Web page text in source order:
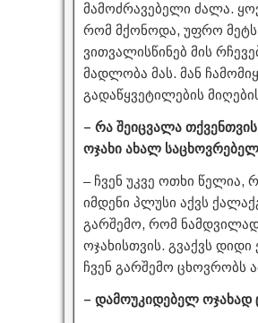
მამოძრავებელი ძალა.
რომ მქონოდა, უფრო მეტს
ვითვალისწინებ მის
მადლობა მას. მან
გადაწყვეტილების
– რა შეიცვალა
ოჯახი ახალ
– ჩვენ უკვე ოთხი წელია,
იმდენი პლუსი აქვს
გარშემო, რომ ნამდვილად
ოჯახისთვის. გვაქვს დიდი
ჩვენ გარშემო ცხოვრობს
– დამოუკიდებელ ოჯახად